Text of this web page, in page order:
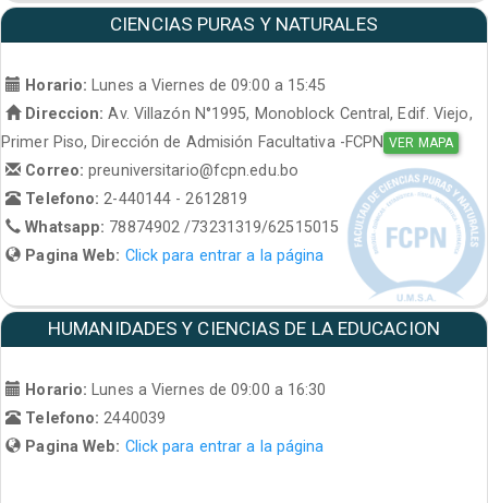
CIENCIAS PURAS Y NATURALES
Horario:
Lunes a Viernes de 09:00 a 15:45
Direccion: Av. Villazón N°1995, Monoblock Central, Edif. Viejo,
Primer Piso, Dirección de Admisión Facultativa -FCPN VER MAPA
Correo:preuniversitario@fcpn.edu.bo
Telefono: 2-440144 - 2612819
Whatsapp: 78874902 /73231319/62515015
Pagina Web: Click para entrar a la página
HUMANIDADES Y CIENCIAS DE LA EDUCACION
Horario: Lunes a Viernes de 09:00 a 16:30
Telefono:2440039
Pagina Web: Click para entrar a la página